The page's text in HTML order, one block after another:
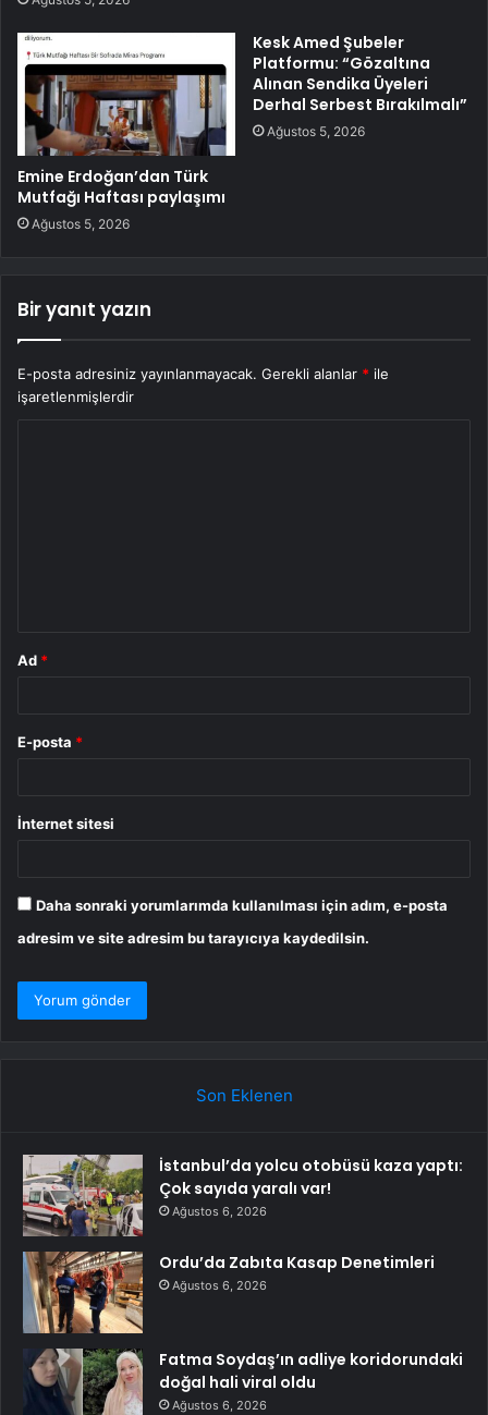
Emine Erdoğan’dan Türk
Mutfağı Haftası paylaşımı
Ağustos 5, 2026
Kesk Amed Şubeler
Platformu: “Gözaltına
Alınan Sendika Üyeleri
Derhal Serbest Bırakılmalı”
Ağustos 5, 2026
Bir yanıt yazın
E-posta adresiniz yayınlanmayacak. Gerekli alanlar * ile
işaretlenmişlerdir
Ad *
E-posta *
İnternet sitesi
Daha sonraki yorumlarımda kullanılması için adım, e-posta
adresim ve site adresim bu tarayıcıya kaydedilsin.
Son Eklenen
İstanbul’da yolcu otobüsü kaza yaptı:
Çok sayıda yaralı var!
Ağustos 6, 2026
Ordu’da Zabıta Kasap Denetimleri
Ağustos 6, 2026
Fatma Soydaş’ın adliye koridorundaki
doğal hali viral oldu
Ağustos 6, 2026